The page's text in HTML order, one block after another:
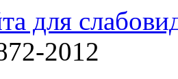
для
2012